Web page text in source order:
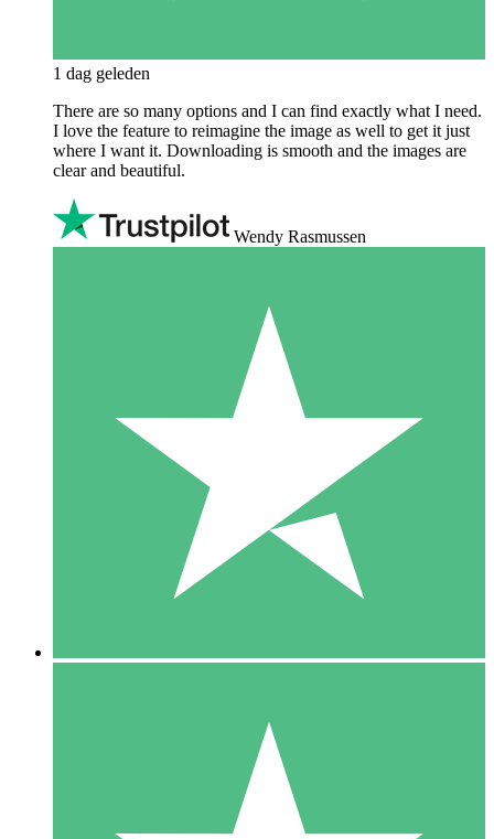
1 dag geleden
There are so many options and I can find exactly what I need.
I love the feature to reimagine the image as well to get it just
where I want it. Downloading is smooth and the images are
clear and beautiful.
Wendy Rasmussen